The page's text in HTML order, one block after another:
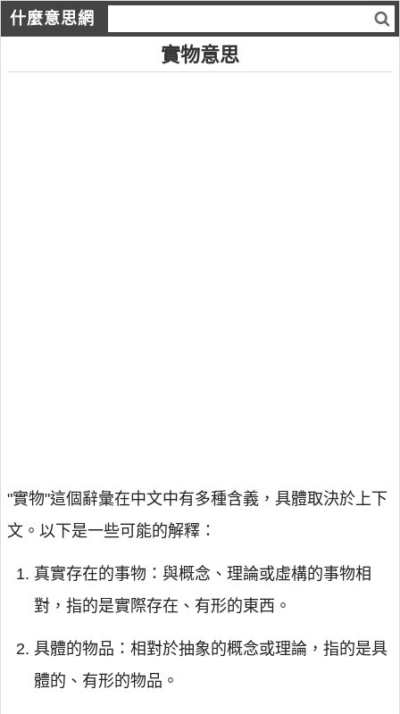
什麼意思網
實物意思
"實物"這個辭彙在中文中有多種含義，具體取決於上下
文。以下是一些可能的解釋：
真實存在的事物：與概念、理論或虛構的事物相
對，指的是實際存在、有形的東西。
具體的物品：相對於抽象的概念或理論，指的是具
體的、有形的物品。